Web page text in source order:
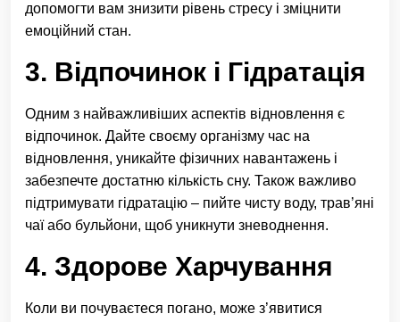
допомогти вам знизити рівень стресу і зміцнити
емоційний стан.
3. Відпочинок і Гідратація
Одним з найважливіших аспектів відновлення є
відпочинок. Дайте своєму організму час на
відновлення, уникайте фізичних навантажень і
забезпечте достатню кількість сну. Також важливо
підтримувати гідратацію – пийте чисту воду, трав’яні
чаї або бульйони, щоб уникнути зневоднення.
4. Здорове Харчування
Коли ви почуваєтеся погано, може з’явитися